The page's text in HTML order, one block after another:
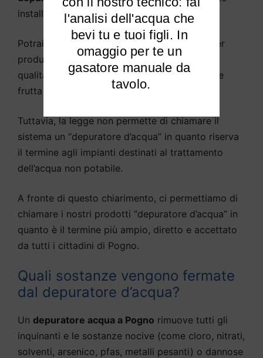
installato sotto il lavello della cucina.
Potrai purificare l’acqua potabile di Pogno
per
produrre acqua potabile e di cottura di alta
qualità, abbeverare animali, piante, sciacquare
frutta e verdura, ecc.
Tuttavia, la legge non permette di chiamare il
sistema un “depuratore d’acqua” in quanto riserva
il termine agli impianti destinati al trattamento
dell’acqua non potabile.
A fronte di questo chiarimento, ci permettiamo di
chiamare i nostri prodotti “depuratore d’acqua” in
quanto è il termine più ampio, diretto e accettato
da tutti i cittadini di Pogno.
Quali sostanze vengono fermate
dal depuratore d’acqua?
Un depuratore acqua a Pogno rimuove tutti gli
inquinanti e le sostanze nocive (come cloro, nitrati,
solventi, arsenico, pfas, metalli pesanti) o dannose
l'analisi dell'acqua che
bevi tu e tuoi figli. In
omaggio per te un
gasatore manuale da
tavolo.